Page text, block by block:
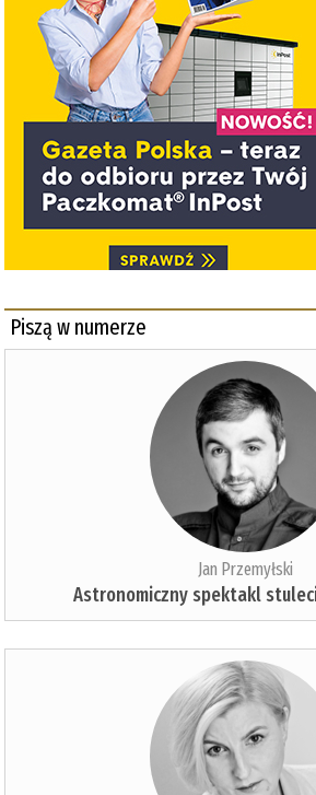
Piszą w numerze
Jan Przemyłski
Astronomiczny spektakl